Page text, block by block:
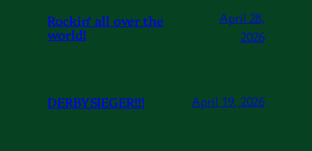
Rockin‘ all over the
world!
April 28,
2026
DERBYSIEGER!!! April 19, 2026